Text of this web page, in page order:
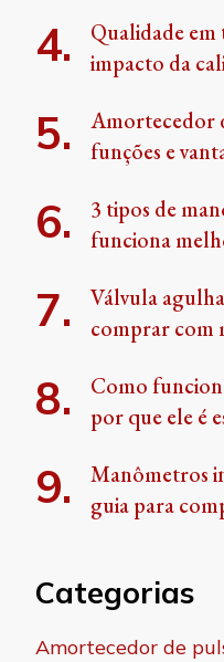
Qualidade
impacto da
Amortecedor
funções e
3 tipos de
funciona
Válvula
comprar com
Como
por que ele é
Manômetros
guia para
Categorias
Amortecedor de